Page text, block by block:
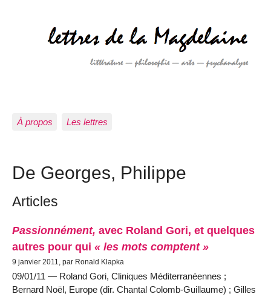
À propos Les lettres
De Georges, Philippe
Articles
Passionnément, avec Roland Gori, et quelques
autres pour qui « les mots comptent »
9 janvier 2011, par Ronald Klapka
09/01/11 — Roland Gori, Cliniques Méditerranéennes ;
Bernard Noël, Europe (dir. Chantal Colomb-Guillaume) ; Gilles